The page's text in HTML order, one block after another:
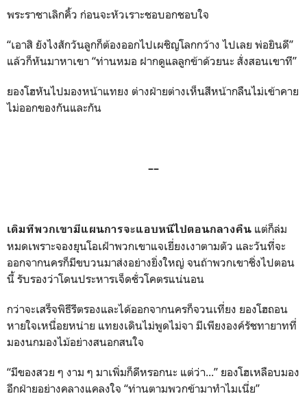
พระราชาเลิกคิ้ว ก่อนจะหัวเราะชอบอกชอบใจ
“เอาสิ ยังไงสักวันลูกก็ต้องออกไปเผชิญโลกกว้าง ไปเลย พ่อยินดี”
แล้วก็หันมาหาเขา “ท่านหมอ ฝากดูแลลูกข้าด้วยนะ สั่งสอนเขาที”
ยองโฮหันไปมองหน้าแทยง ต่างฝ่ายต่างเห็นสีหน้ากลืนไม่เข้าคาย
ไม่ออกของกันและกัน
––
เดิมทีพวกเขามีแผนการจะแอบหนีไปตอนกลางคืน แต่ก็ล่ม
หมดเพราะจองยุนโอเฝ้าพวกเขาแจเยี่ยงเงาตามตัว และวันที่จะ
ออกจากนครก็มีขบวนมาส่งอย่างยิ่งใหญ่ จนถ้าพวกเขาชิ่งไปตอน
นี้ รับรองว่าโดนประหารเจ็ดชั่วโคตรแน่นอน
กว่าจะเสร็จพิธีรีตรองและได้ออกจากนครก็จวนเที่ยง ยองโฮถอน
หายใจเหนื่อยหน่าย แทยงเดินไม่พูดไม่จา มีเพียงองค์รัชทายาทที่
มองนกมองไม้อย่างสนอกสนใจ
“มีของสวย ๆ งาม ๆ มาเพิ่มก็ดีหรอกนะ แต่ว่า...” ยองโฮเหลือบมอง
อีกฝ่ายอย่างคลางแคลงใจ “ท่านตามพวกข้ามาทำไมเนี่ย”